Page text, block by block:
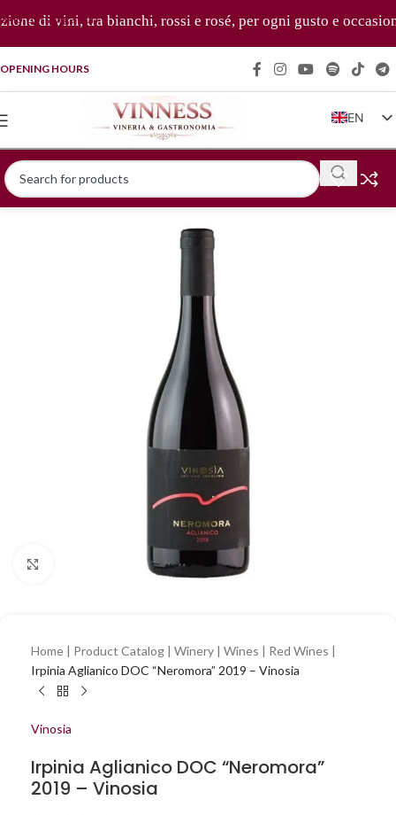
di vini, tra bianchi, rossi e rosé, per ogni gusto e occasione
Skip to navigation
OPENING HOURS
EN
IT
FR
DE
Home | Product Catalog | Winery | Wines | Red Wines |
Irpinia Aglianico DOC “Neromora” 2019 – Vinosia
Vinosia
Irpinia Aglianico DOC “Neromora”
2019 – Vinosia